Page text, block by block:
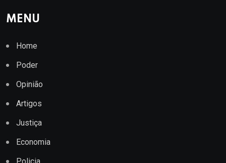
MENU
Home
Poder
Opinião
Artigos
Justiça
Economia